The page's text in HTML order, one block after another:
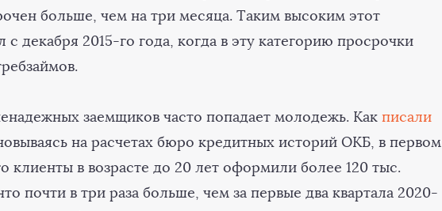
больше, чем на три месяца. Таким высоким этот
с декабря 2015-го года, когда в эту категорию просрочки
заемщиков часто попадает молодежь. Как писали
на расчетах бюро кредитных историй ОКБ, в первом
клиенты в возрасте до 20 лет оформили более 120 тыс.
почти в три раза больше, чем за первые два квартала 2020-